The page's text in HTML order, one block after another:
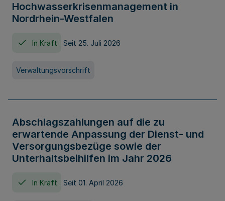
Hochwasserkrisenmanagement in
Nordrhein-Westfalen
In Kraft Seit 25. Juli 2026
Verwaltungsvorschrift
Abschlagszahlungen auf die zu
erwartende Anpassung der Dienst- und
Versorgungsbezüge sowie der
Unterhaltsbeihilfen im Jahr 2026
In Kraft Seit 01. April 2026